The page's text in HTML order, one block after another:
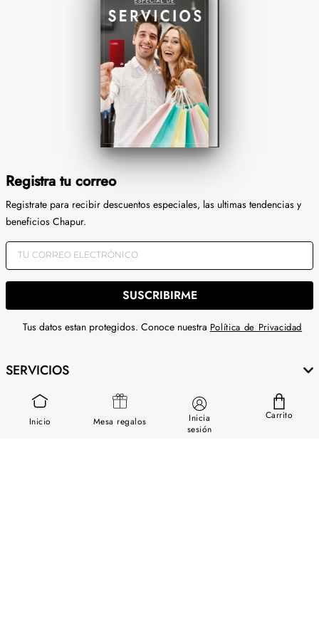
Inicio Mesa regalos
Inicia
sesión
Carrito
Recubrimiento Pro Shield
Control Remoto
Registra tu correo
Registrate para recibir descuentos especiales, las ultimas tendencias y
beneficios Chapur.
SUSCRIBIRME
Tus datos estan protegidos. Conoce nuestra Política de Privacidad
SERVICIOS
GUÍA DE USO
SOBRE NOSOTROS